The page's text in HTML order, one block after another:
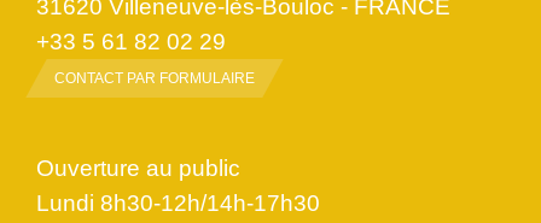
31620 Villeneuve-lès-Bouloc - FRANCE
+33 5 61 82 02 29
CONTACT PAR FORMULAIRE
Ouverture au public
Lundi 8h30-12h/14h-17h30